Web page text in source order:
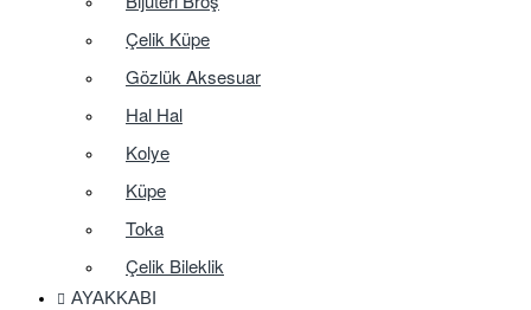
Çelik Küpe
Gözlük Aksesuar
Hal Hal
Kolye
Küpe
Toka
Çelik Bileklik
AYAKKABI